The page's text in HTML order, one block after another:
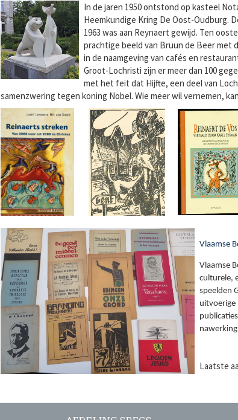
In de jaren 1950 ontstond op kasteel
Heemkundige Kring De Oost-Oudburg.
1963 was aan Reynaert gewijd. Ten
prachtige beeld van Bruun de Beer met
in de naamgeving van cafés en
Groot-Lochristi zijn er meer dan 100
met het feit dat Hijfte, een deel van
samenzwering tegen koning Nobel. Wie meer wil vernemen,
Vlaamse
Vlaamse
culturele,
speelden
uitvoerige
Laatste